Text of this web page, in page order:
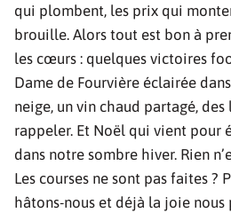
qui plombent, les prix qui
brouille. Alors tout est bon à
les cœurs : quelques victoires
Dame de Fourvière éclairée
neige, un vin chaud partagé,
rappeler. Et Noël qui vient pour
dans notre sombre hiver. Rien
Les courses ne sont pas faites ?
hâtons-nous et déjà la joie nous